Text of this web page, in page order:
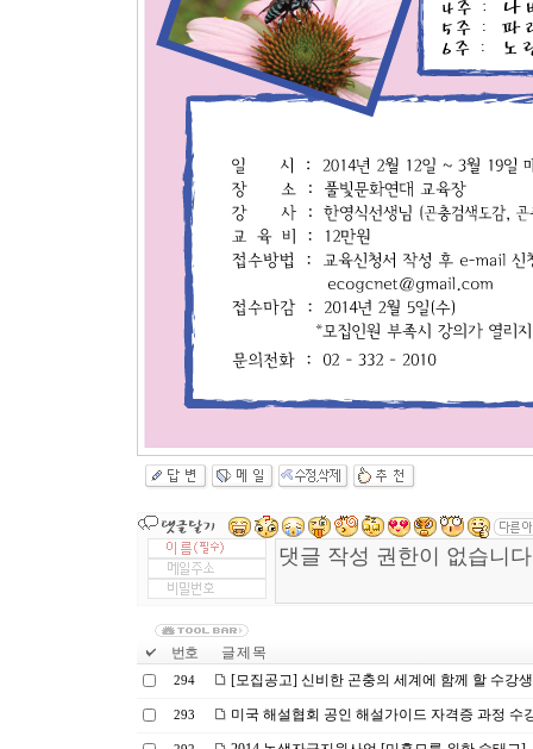
번호 글 제 목
294 [모집공고] 신비한 곤충의 세계에 함께 할 수강
293 미국 해설협회 공인 해설가이드 자격증 과정 수